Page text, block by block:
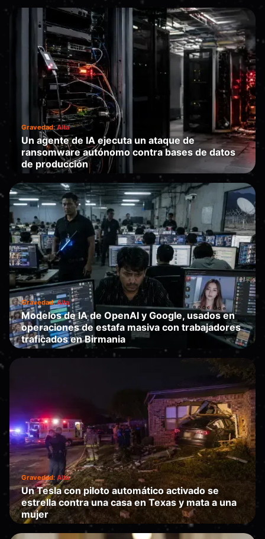
Gravedad:Alta
Un agente de IA ejecuta un ataque de
ransomware autónomo contra bases de datos
de producción
Falla 2026-07-01
Gravedad:Alta
Modelos de IA de OpenAI y Google, usados en
operaciones de estafa masiva con trabajadores
traficados en Birmania
Te engaña · 2026-06-29
Gravedad: Alta
Un Tesla con piloto automático activado se
estrella contra una casa en Texas y mata a una
mujer
Falla 2026-06-19